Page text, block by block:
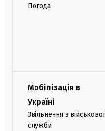
Погода
Мобілізація в
Україні
Звільнення з військової
служби